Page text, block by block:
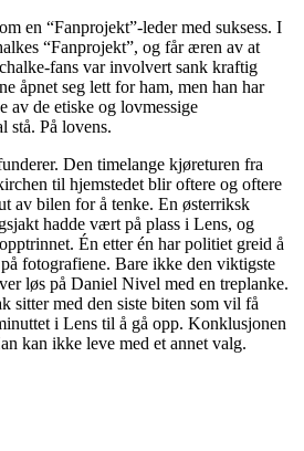
en “Fanprojekt”-leder med suksess. I
“Fanprojekt”, og får æren av at
fans var involvert sank kraftig
åpnet seg lett for ham, men han har
av de etiske og lovmessige
stå. På lovens.
Den timelange kjøreturen fra
til hjemstedet blir oftere og oftere
av bilen for å tenke. En østerriksk
hadde vært på plass i Lens, og
Én etter én har politiet greid å
fotografiene. Bare ikke den viktigste
løs på Daniel Nivel med en treplanke.
sitter med den siste biten som vil få
i Lens til å gå opp. Konklusjonen
kan ikke leve med et annet valg.